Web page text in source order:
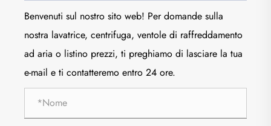
Benvenuti sul nostro sito web! Per domande sulla
nostra lavatrice, centrifuga, ventole di raffreddamento
ad aria o listino prezzi, ti preghiamo di lasciare la tua
e-mail e ti contatteremo entro 24 ore.